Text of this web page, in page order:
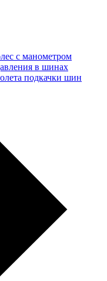
с манометром
в шинах
подкачки шин